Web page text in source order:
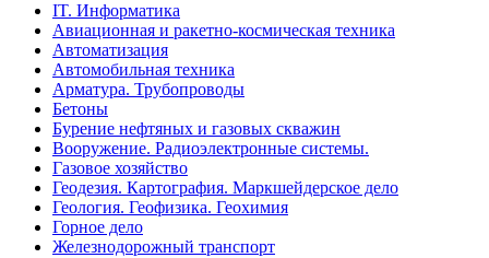
IT. Информатика
Авиационная и ракетно-космическая техника
Автоматизация
Автомобильная техника
Арматура. Трубопроводы
Бетоны
Бурение нефтяных и газовых скважин
Вооружение. Радиоэлектронные системы.
Газовое хозяйство
Геодезия. Картография. Маркшейдерское дело
Геология. Геофизика. Геохимия
Горное дело
Железнодорожный транспорт